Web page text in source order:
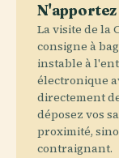
N'apportez
La visite de la
consigne à
instable à
électronique
directement
déposez vos
proximité,
contraignant.